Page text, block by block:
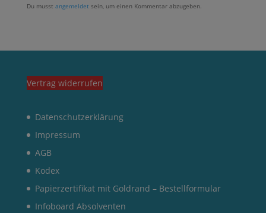
Du musst angemeldet sein, um einen Kommentar abzugeben.
Vertrag widerrufen
Datenschutzerklärung
Impressum
AGB
Kodex
Papierzertifikat mit Goldrand – Bestellformular
Infoboard Absolventen